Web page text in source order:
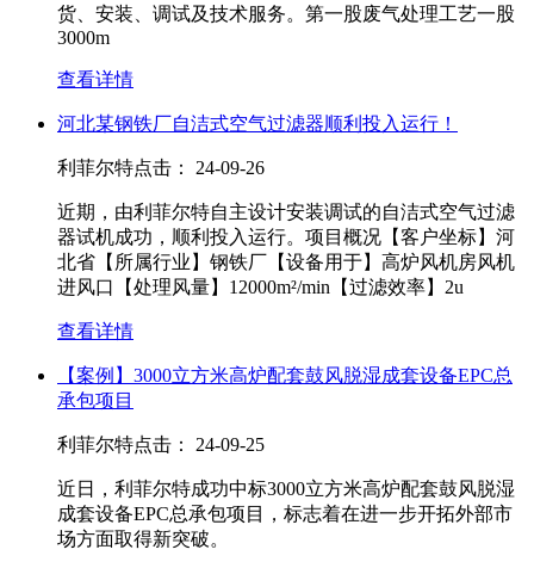
货、安装、调试及技术服务。第一股废气处理工艺一股
3000m
查看详情
河北某钢铁厂自洁式空气过滤器顺利投入运行！
利菲尔特点击： 24-09-26
近期，由利菲尔特自主设计安装调试的自洁式空气过滤
器试机成功，顺利投入运行。项目概况【客户坐标】河
北省【所属行业】钢铁厂【设备用于】高炉风机房风机
进风口【处理风量】12000m²/min【过滤效率】2u
查看详情
【案例】3000立方米高炉配套鼓风脱湿成套设备EPC总
承包项目
利菲尔特点击： 24-09-25
近日，利菲尔特成功中标3000立方米高炉配套鼓风脱湿
成套设备EPC总承包项目，标志着在进一步开拓外部市
场方面取得新突破。